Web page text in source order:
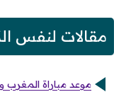
مقالات لنفس
موعد مباراة المغرب